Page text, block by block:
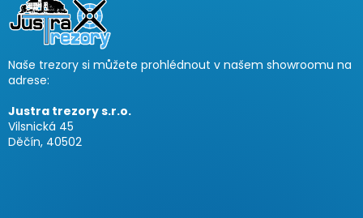
e
Naše trezory si můžete prohlédnout v našem showroomu na
adrese:
Justra trezory s.r.o.
Vilsnická 45
Děčín, 40502